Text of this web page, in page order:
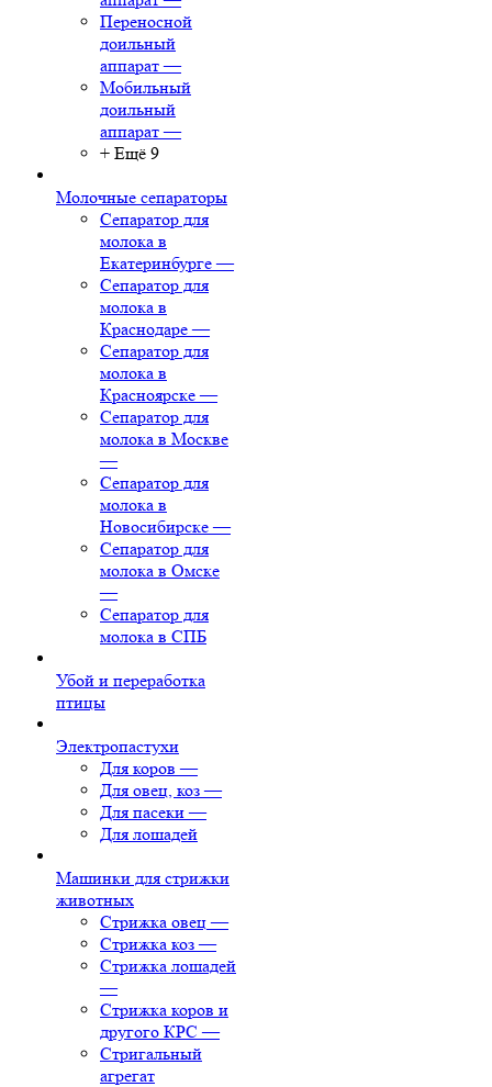
Переносной
доильный
аппарат —
Мобильный
доильный
аппарат —
+ Ещё 9
Молочные сепараторы
Сепаратор для
молока в
Екатеринбурге —
Сепаратор для
молока в
Краснодаре —
Сепаратор для
молока в
Красноярске —
Сепаратор для
молока в Москве
—
Сепаратор для
молока в
Новосибирске —
Сепаратор для
молока в Омске
—
Сепаратор для
молока в СПБ
Убой и переработка
птицы
Электропастухи
Для коров —
Для овец, коз —
Для пасеки —
Для лошадей
Машинки для стрижки
животных
Стрижка овец —
Стрижка коз —
Стрижка лошадей
—
Стрижка коров и
другого КРС —
Стригальный
агрегат